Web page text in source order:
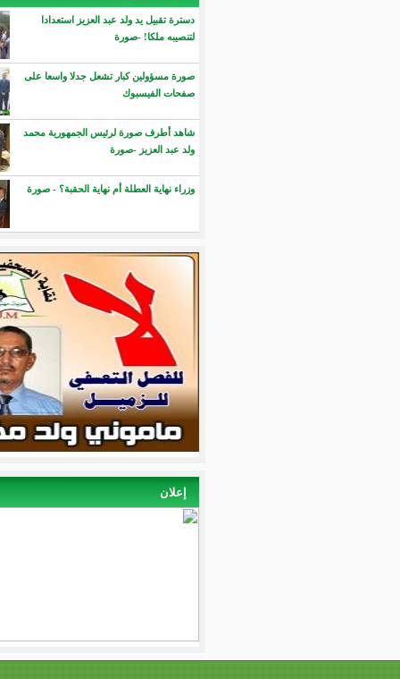
دسترة تقبيل يد ولد عبد العزيز استعدادا
لتنصيبه ملكا! -صورة
صورة مسؤولين كبار تشعل جدلا واسعا على
صفحات الفيسبوك
شاهد أطرف صورة لرئيس الجمهورية محمد
ولد عبد العزيز -صورة
وزراء نهاية العطلة أم نهاية الحقبة؟ - صورة